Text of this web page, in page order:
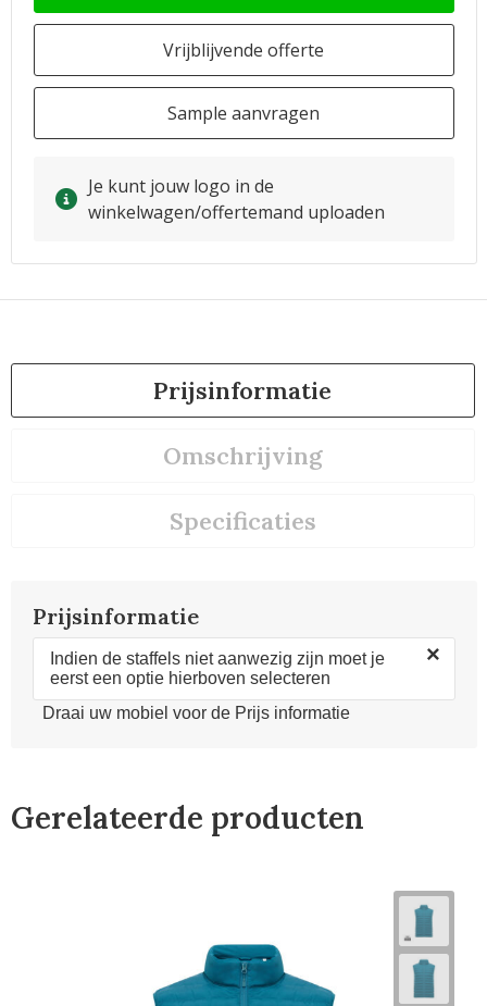
Vrijblijvende offerte
Sample aanvragen
Je kunt jouw logo in de
winkelwagen/offertemand uploaden
Prijsinformatie
Omschrijving
Specificaties
Prijsinformatie
Indien de staffels niet aanwezig zijn moet je
eerst een optie hierboven selecteren
×
Draai uw mobiel voor de Prijs informatie
Gerelateerde producten